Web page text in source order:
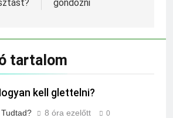
gondozni
tartalom
kell glettelni?
Tudtad? 8 óra ezelőtt 0